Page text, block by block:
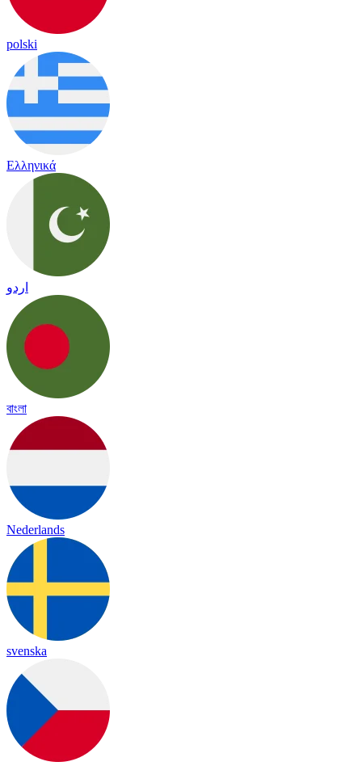
polski
Ελληνικά
اردو
বাংলা
Nederlands
svenska